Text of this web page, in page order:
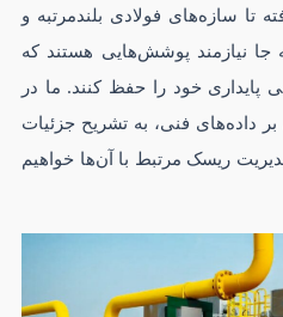
تا سازه‌های فولادی بلندمرتبه و
نیازمند پوشش‌هایی هستند که
پایداری خود را حفظ کنند. ما در
بر داده‌های فنی، به تشریح جزئیات
ریسک مرتبط با آن‌ها خواهیم